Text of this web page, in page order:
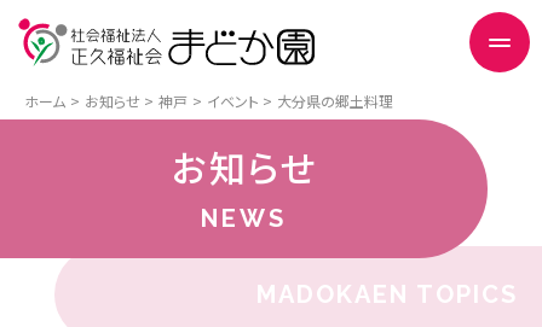
ホーム お知らせ 神戸 イベント 大分県の郷土料理
お知らせ
NEWS
MADOKAEN TOPICS